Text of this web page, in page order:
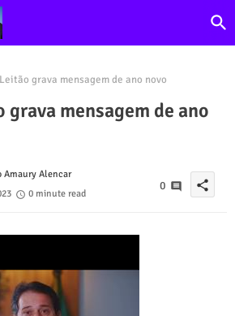
grava mensagem de ano novo
grava mensagem de ano
Amaury Alencar
0 minute read
0 share